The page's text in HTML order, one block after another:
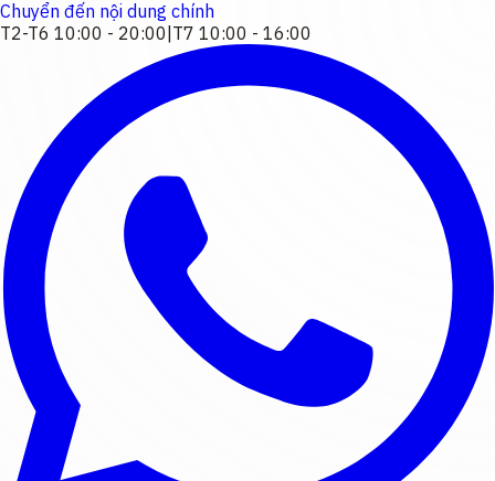
Chuyển đến nội dung chính
T2-T6 10:00 - 20:00 T7 10:00 - 16:00